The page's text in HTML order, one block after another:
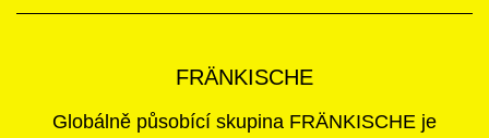
FRÄNKISCHE
Globálně působící skupina FRÄNKISCHE je